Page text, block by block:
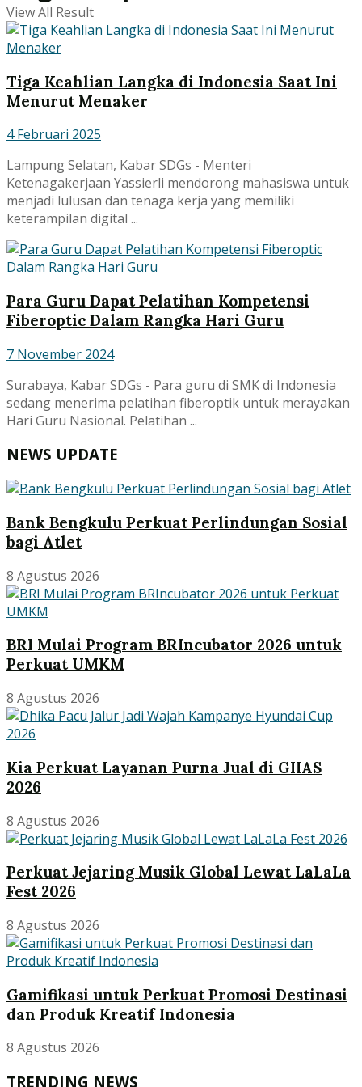
View All Result
Tiga Keahlian Langka di Indonesia Saat Ini
Menurut Menaker
4 Februari 2025
Lampung Selatan, Kabar SDGs - Menteri
Ketenagakerjaan Yassierli mendorong mahasiswa untuk
menjadi lulusan dan tenaga kerja yang memiliki
keterampilan digital ...
Para Guru Dapat Pelatihan Kompetensi
Fiberoptic Dalam Rangka Hari Guru
7 November 2024
Surabaya, Kabar SDGs - Para guru di SMK di Indonesia
sedang menerima pelatihan fiberoptik untuk merayakan
Hari Guru Nasional. Pelatihan ...
NEWS UPDATE
Bank Bengkulu Perkuat Perlindungan Sosial
bagi Atlet
8 Agustus 2026
BRI Mulai Program BRIncubator 2026 untuk
Perkuat UMKM
8 Agustus 2026
Kia Perkuat Layanan Purna Jual di GIIAS
2026
8 Agustus 2026
Perkuat Jejaring Musik Global Lewat LaLaLa
Fest 2026
8 Agustus 2026
Gamifikasi untuk Perkuat Promosi Destinasi
dan Produk Kreatif Indonesia
8 Agustus 2026
TRENDING NEWS